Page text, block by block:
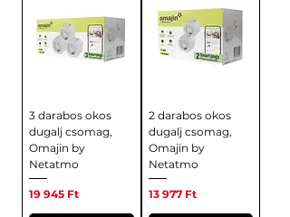
3 darabos okos
dugalj csomag,
Omajin by
Netatmo
Ár
19 945 Ft
2 darabos okos
dugalj csomag,
Omajin by
Netatmo
Ár
13 977 Ft